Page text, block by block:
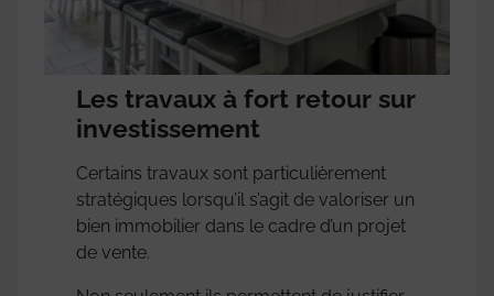
Les travaux à fort retour sur
investissement
Certains travaux sont particulièrement
stratégiques lorsqu’il s’agit de valoriser un
bien immobilier dans le cadre d’un projet
de vente.